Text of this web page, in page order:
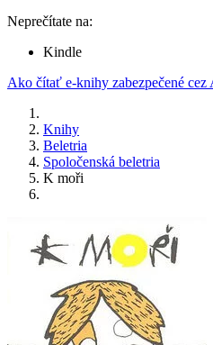
Neprečítate na:
Kindle
Ako čítať e-knihy zabezpečené
Knihy
Beletria
Spoločenská beletria
K moři